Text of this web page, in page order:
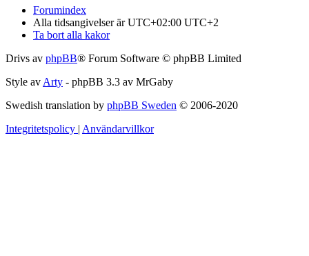
Forumindex
Alla tidsangivelser är UTC+02:00 UTC+2
Ta bort alla kakor
Drivs av phpBB® Forum Software © phpBB Limited
Style av Arty - phpBB 3.3 av MrGaby
Swedish translation by phpBB Sweden © 2006-2020
Integritetspolicy | Användarvillkor